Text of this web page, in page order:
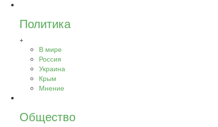
Политика
+
В мире
Россия
Украина
Крым
Мнение
Общество